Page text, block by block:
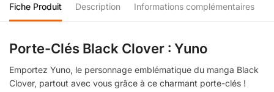
Fiche Produit Description Informations complémentaires
Porte-Clés Black Clover : Yuno
Emportez Yuno, le personnage emblématique du manga Black
Clover, partout avec vous grâce à ce charmant porte-clés !